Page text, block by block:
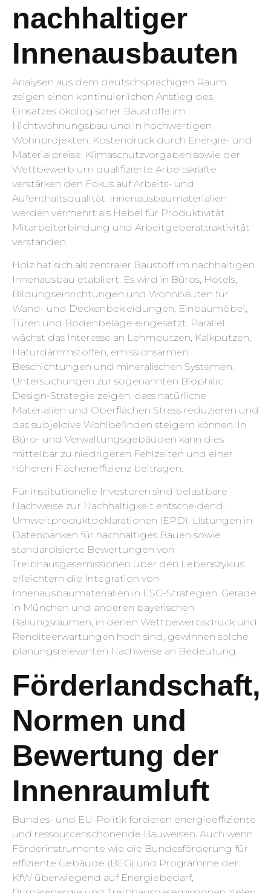
nachhaltiger
Innenausbauten
Analysen aus dem deutschsprachigen Raum
zeigen einen kontinuierlichen Anstieg des
Einsatzes ökologischer Baustoffe im
Nichtwohnungsbau und in hochwertigen
Wohnprojekten. Kostendruck durch Energie- und
Materialpreise, Klimaschutzvorgaben sowie der
Wettbewerb um qualifizierte Arbeitskräfte
verstärken den Fokus auf Arbeits- und
Aufenthaltsqualität. Innenausbaumaterialien
werden vermehrt als Hebel für Produktivität,
Mitarbeiterbindung und Arbeitgeberattraktivität
verstanden.
Holz hat sich als zentraler Baustoff im nachhaltigen
Innenausbau etabliert. Es wird in Büros, Hotels,
Bildungseinrichtungen und Wohnbauten für
Wand- und Deckenbekleidungen, Einbaumöbel,
Türen und Bodenbeläge eingesetzt. Parallel
wächst das Interesse an Lehmputzen, Kalkputzen,
Naturdämmstoffen, emissionsarmen
Beschichtungen und mineralischen Systemen.
Untersuchungen zur sogenannten Biophilic
Design-Strategie zeigen, dass natürliche
Materialien und Oberflächen Stress reduzieren und
das subjektive Wohlbefinden steigern können. In
Büro- und Verwaltungsgebäuden kann dies
mittelbar zu niedrigeren Fehlzeiten und einer
höheren Flächeneffizienz beitragen.
Für institutionelle Investoren sind belastbare
Nachweise zur Nachhaltigkeit entscheidend.
Umweltproduktdeklarationen (EPD), Listungen in
Datenbanken für nachhaltiges Bauen sowie
standardisierte Bewertungen von
Treibhausgasemissionen über den Lebenszyklus
erleichtern die Integration von
Innenausbaumaterialien in ESG-Strategien. Gerade
in München und anderen bayerischen
Ballungsräumen, in denen Wettbewerbsdruck und
Renditeerwartungen hoch sind, gewinnen solche
planungsrelevanten Nachweise an Bedeutung.
Förderlandschaft,
Normen und
Bewertung der
Innenraumluft
Bundes- und EU-Politik forcieren energieeffiziente
und ressourcenschonende Bauweisen. Auch wenn
Förderinstrumente wie die Bundesförderung für
effiziente Gebäude (BEG) und Programme der
KfW überwiegend auf Energiebedarf,